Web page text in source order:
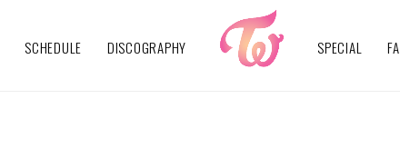
SCHEDULE DISCOGRAPHY SPECIAL